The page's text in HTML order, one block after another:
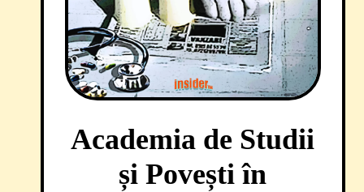
Academia de Studii
și Povești în